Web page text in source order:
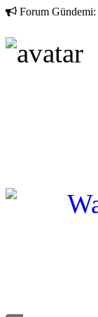
Forum Gündemi: